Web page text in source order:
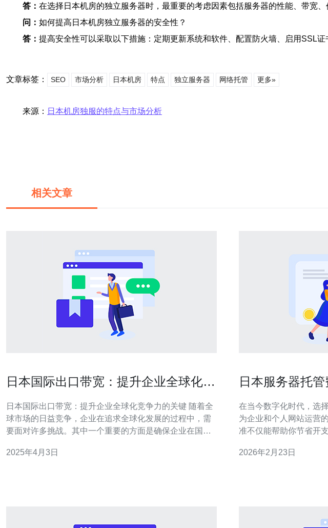
答： 在选择日本机房的独立服务器时，最重要的考虑因素包括服务器的性能、带宽
问： 如何提高日本机房独立服务器的安全性？
答： 提高安全性可以采取以下措施：定期更新系统和软件、配置防火墙、启用SSL
文章标签： SEO 市场分析 日本机房 特点 独立服务器 网络托管 更多»
来源： 日本机房独服的特点与市场分析
相关文章
日本国际出口带宽：提升企业全球化竞
日本国际出口带宽：提升企业全球化竞争力的关键 随着全
球市场的日益竞争，企业在追求全球化发展的过程中，需
要面对许多挑战。其中一个重要的方面是确保企业在国际
出口带宽作为提升企业全球化竞争力的关键，将在本文中
2025年4月3日
日本服务器托
在当今数字化时代，选
为企业和个人网站运营
准不仅能帮助你节省开
电讯作为一个优秀的服
2026年2月23日